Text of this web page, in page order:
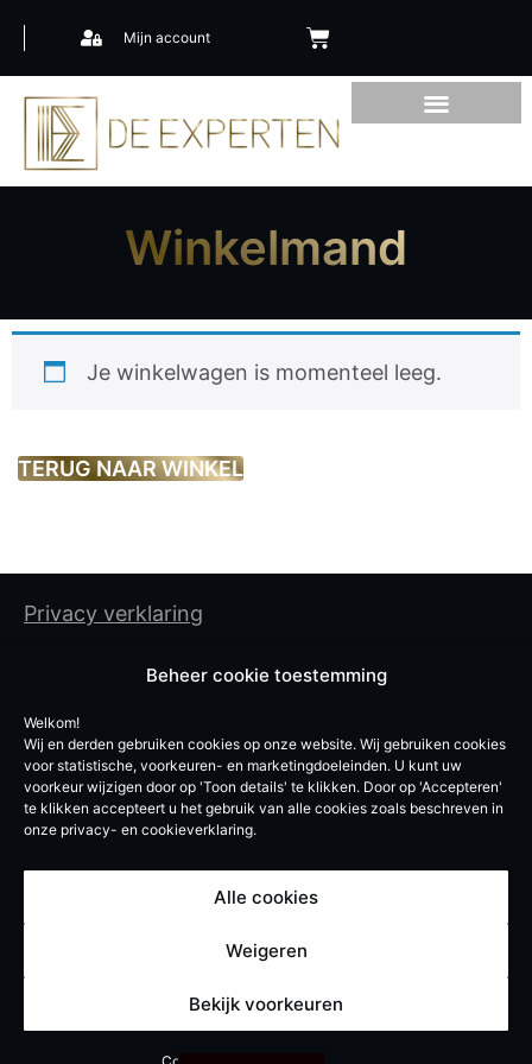
Beheer cookie toestemming
Welkom!
Wij en derden gebruiken cookies op onze website. Wij gebruiken cookies
voor statistische, voorkeuren- en marketingdoeleinden. U kunt uw
voorkeur wijzigen door op 'Toon details' te klikken. Door op 'Accepteren'
te klikken accepteert u het gebruik van alle cookies zoals beschreven in
onze privacy- en cookieverklaring.
Alle cookies
Weigeren
Bekijk voorkeuren
Mijn account
Winkelmand
Je winkelwagen is momenteel leeg.
TERUG NAAR WINKEL
Privacy verklaring
Cookiebeleid
Algemene gebruiksvoorwaarden
De Experten BV
Vroegeinde 12, 2243 Pulle
info@de-experten.be
BE 0740619051
© De Experten – 2026